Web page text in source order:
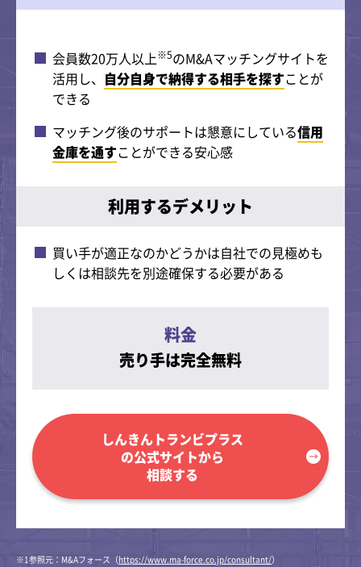
会員数20万人以上※5のM&Aマッチングサイトを
活用し、 自分自身で納得する相手を探すことが
できる
マッチング後のサポートは懇意にしている信用
金庫を通すことができる安心感
利用するデメリット
買い手が適正なのかどうかは自社での見極めも
しくは相談先を別途確保する必要がある
料金
売り手は完全無料
しんきんトランビプラス
の公式サイトから
相談する
※1参照元：M&Aフォース（https://www.ma-force.co.jp/consultant/）